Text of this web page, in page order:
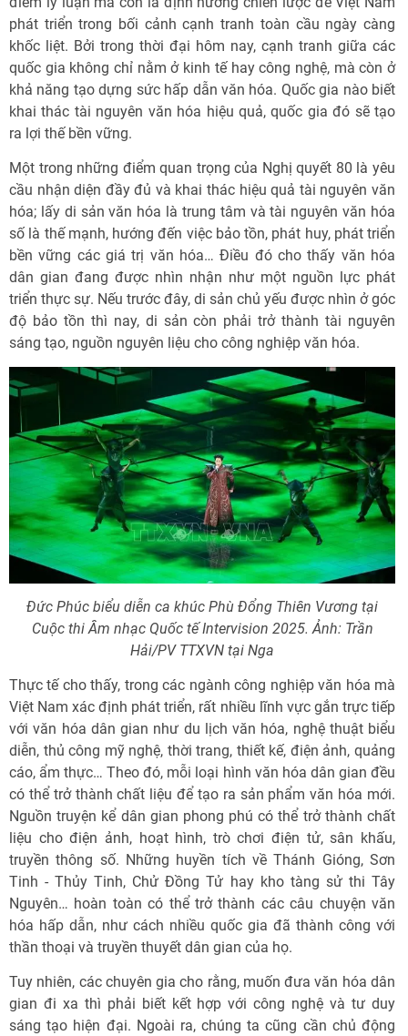
phát triển trong bối cảnh cạnh tranh toàn cầu ngày càng
khốc liệt. Bởi trong thời đại hôm nay, cạnh tranh giữa các
quốc gia không chỉ nằm ở kinh tế hay công nghệ, mà còn ở
khả năng tạo dựng sức hấp dẫn văn hóa. Quốc gia nào biết
khai thác tài nguyên văn hóa hiệu quả, quốc gia đó sẽ tạo
ra lợi thế bền vững.
Một trong những điểm quan trọng của Nghị quyết 80 là yêu
cầu nhận diện đầy đủ và khai thác hiệu quả tài nguyên văn
hóa; lấy di sản văn hóa là trung tâm và tài nguyên văn hóa
số là thế mạnh, hướng đến việc bảo tồn, phát huy, phát triển
bền vững các giá trị văn hóa… Điều đó cho thấy văn hóa
dân gian đang được nhìn nhận như một nguồn lực phát
triển thực sự. Nếu trước đây, di sản chủ yếu được nhìn ở góc
độ bảo tồn thì nay, di sản còn phải trở thành tài nguyên
sáng tạo, nguồn nguyên liệu cho công nghiệp văn hóa.
Đức Phúc biểu diễn ca khúc Phù Đổng Thiên Vương tại
Cuộc thi Âm nhạc Quốc tế Intervision 2025. Ảnh: Trần
Hải/PV TTXVN tại Nga
Thực tế cho thấy, trong các ngành công nghiệp văn hóa mà
Việt Nam xác định phát triển, rất nhiều lĩnh vực gắn trực tiếp
với văn hóa dân gian như du lịch văn hóa, nghệ thuật biểu
diễn, thủ công mỹ nghệ, thời trang, thiết kế, điện ảnh, quảng
cáo, ẩm thực… Theo đó, mỗi loại hình văn hóa dân gian đều
có thể trở thành chất liệu để tạo ra sản phẩm văn hóa mới.
Nguồn truyện kể dân gian phong phú có thể trở thành chất
liệu cho điện ảnh, hoạt hình, trò chơi điện tử, sân khấu,
truyền thông số. Những huyền tích về Thánh Gióng, Sơn
Tinh - Thủy Tinh, Chử Đồng Tử hay kho tàng sử thi Tây
Nguyên… hoàn toàn có thể trở thành các câu chuyện văn
hóa hấp dẫn, như cách nhiều quốc gia đã thành công với
thần thoại và truyền thuyết dân gian của họ.
Tuy nhiên, các chuyên gia cho rằng, muốn đưa văn hóa dân
gian đi xa thì phải biết kết hợp với công nghệ và tư duy
sáng tạo hiện đại. Ngoài ra, chúng ta cũng cần chủ động